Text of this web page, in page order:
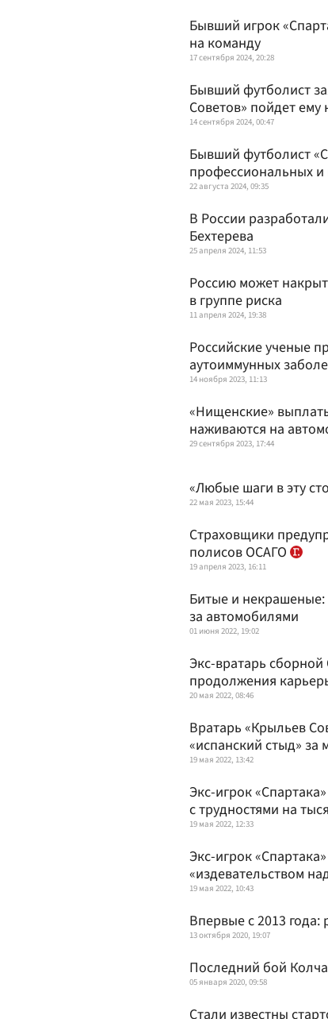
Бывший игрок
на команду
17 сентября 2024, 20:28
Бывший футболист
Советов» пойдет ему
14 сентября 2024, 00:47
Бывший футболист
профессиональных
22 августа 2024, 09:35
В России
Бехтерева
25 апреля 2024, 11:53
Россию может
в группе риска
11 апреля 2024, 19:38
Российские ученые
аутоиммунных
14 ноября 2023, 11:13
«Нищенские»
наживаются на
29 сентября 2023, 17:44
«Любые шаги в эту
22 мая 2023, 15:44
Страховщики
полисов ОСАГО
19 апреля 2023, 16:11
Битые и некрашеные:
за автомобилями
01 июня 2022, 19:02
Экс-вратарь
продолжения
20 мая 2022, 08:46
Вратарь «Крыльев
«испанский стыд» за
19 мая 2022, 13:42
Экс-игрок
с трудностями на
19 мая 2022, 12:33
Экс-игрок
«издевательством
19 мая 2022, 10:43
Впервые с 2013
13 октября 2020, 19:07
Последний бой
05 января 2020, 09:58
Стали известны